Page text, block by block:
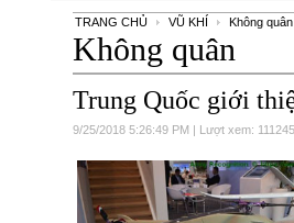
TRANG CHỦ VŨ KHÍ Không quân
Không quân
Trung Quốc giới
9/25/2018 5:26:49 PM | Lượt xem: 111245